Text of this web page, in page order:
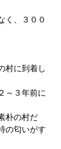
く、３００
村に到着し
～３年前に
朴の村だ
の匂いがす